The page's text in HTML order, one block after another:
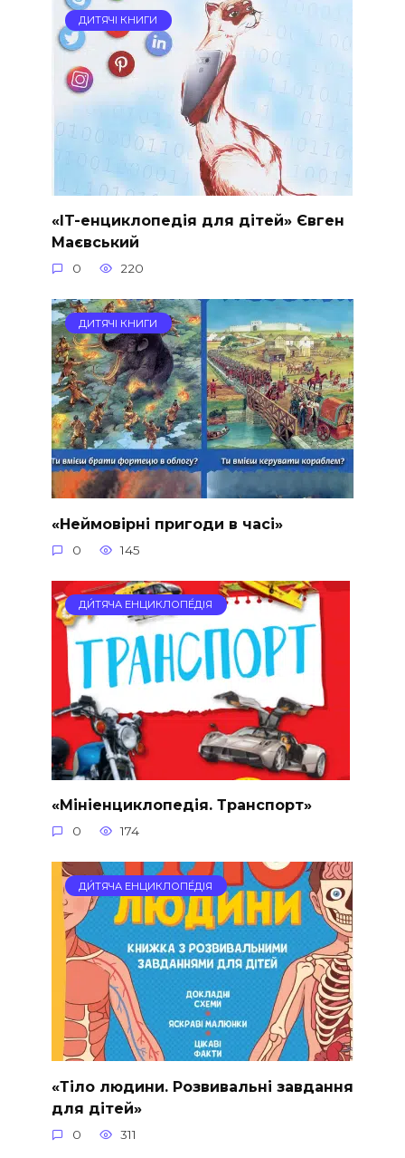
ДИТЯЧІ КНИГИ
«IT-енциклопедія для дітей» Євген
Маєвський
0 220
ДИТЯЧІ КНИГИ
«Неймовірні пригоди в часі»
0 145
ДИ́ТЯЧА ЕНЦИКЛОПЕ́ДІЯ
«Мініенциклопедія. Транспорт»
0 174
ДИ́ТЯЧА ЕНЦИКЛОПЕ́ДІЯ
«Тіло людини. Розвивальні завдання
для дітей»
0 311